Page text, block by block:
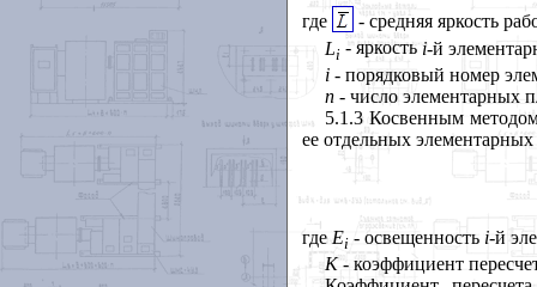
где
- средняя яркость
Li- яркостьi-й
i - порядковый номер
п- число элементарных
5.1.3 Косвенным
ее отдельных
где Ei - освещенность i-й
K- коэффициент